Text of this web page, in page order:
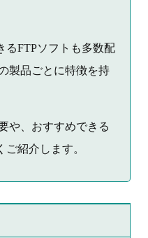
るFTPソフトも多数配
製品ごとに特徴を持
や、おすすめできる
紹介します。